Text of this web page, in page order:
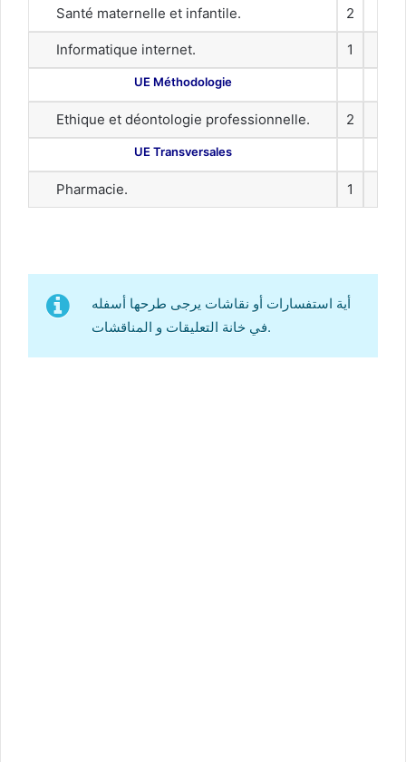
Santé maternelle et infantile. 2
Informatique internet. 1
UE Méthodologie
Ethique et déontologie professionnelle. 2
UE Transversales
Pharmacie. 1
أية استفسارات أو نقاشات يرجى طرحها أسفله
في خانة التعليقات و المناقشات.